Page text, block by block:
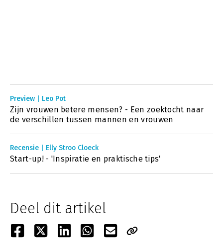
Preview | Leo Pot
Zijn vrouwen betere mensen? - Een zoektocht naar
de verschillen tussen mannen en vrouwen
Recensie | Elly Stroo Cloeck
Start-up! - 'Inspiratie en praktische tips'
Deel dit artikel